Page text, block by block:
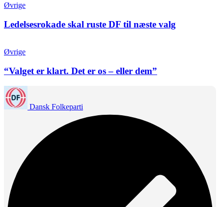
Øvrige
Ledelsesrokade skal ruste DF til næste valg
Øvrige
“Valget er klart. Det er os – eller dem”
Dansk Folkeparti